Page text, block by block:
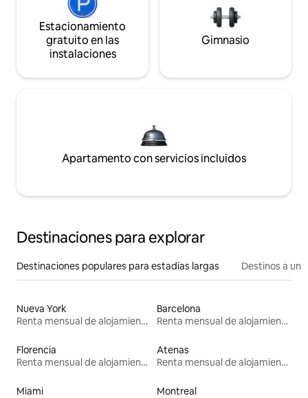
Estacionamiento
gratuito en las
instalaciones
Gimnasio
Apartamento con servicios incluidos
Destinaciones para explorar
Destinaciones populares para estadías largas Destinos a un
Nueva York
Renta mensual de alojamientos
Barcelona
Renta mensual de alojamientos
Florencia
Renta mensual de alojamientos
Atenas
Renta mensual de alojamientos
Miami
Montreal